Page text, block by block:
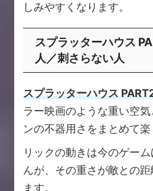
しみやすくなります。
スプラッターハウス
人／刺さらない人
スプラッターハウス
ラー映画のような重い空
ンの不器用さをまとめて楽
リックの動きは今のゲー
んが、その重さが敵との
ます。